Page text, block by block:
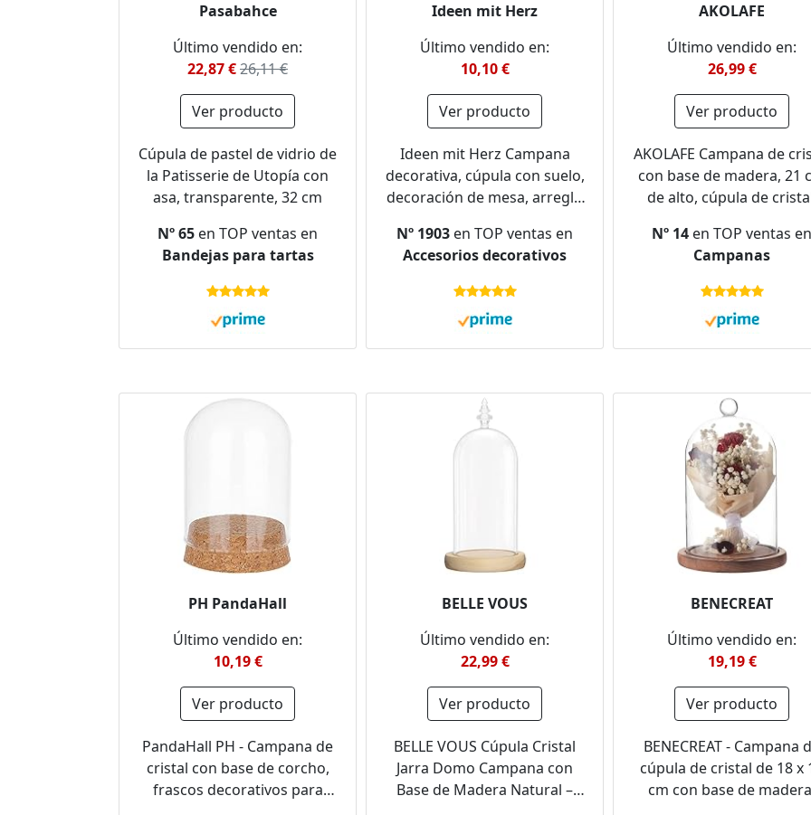
Pasabahce
Último vendido en:
22,87 €26,11 €
Ver producto
Cúpula de pastel de vidrio de
la Patisserie de Utopía con
asa, transparente, 32 cm
Nº 65 en TOP ventas en
Bandejas para tartas
Ideen mit Herz
Último vendido en:
10,10 €
Ver producto
Ideen mit Herz Campana
decorativa, cúpula con suelo,
decoración de mesa, arreglo
dinero, boda, cumpleaños,
plástico, transparente,
diámetro de 9,8 cm, 18,5 cm
Nº 1903 en TOP ventas en
Accesorios decorativos
AKOLAFE
Último vendido en:
26,99 €
Ver producto
AKOLAFE Campana de
con base de madera, 21
de alto, cúpula de
diámetro, campana de
transparente, decoración
para muñecas, velas,
Nº 14 en TOP ventas en
Campanas
PH PandaHall
Último vendido en:
10,19 €
Ver producto
PandaHall PH - Campana de
cristal con base de corcho,
frascos decorativos para
BELLE VOUS
Último vendido en:
22,99 €
Ver producto
BELLE VOUS Cúpula Cristal
Jarra Domo Campana con
Base de Madera Natural –
BENECREAT
Último vendido en:
19,19 €
Ver producto
BENECREAT - Campana
cúpula de cristal de 18 x
cm con base de